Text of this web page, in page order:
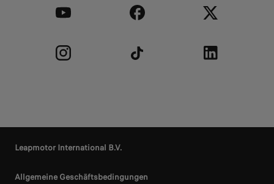
Leapmotor International B.V.
Allgemeine Geschäftsbedingungen